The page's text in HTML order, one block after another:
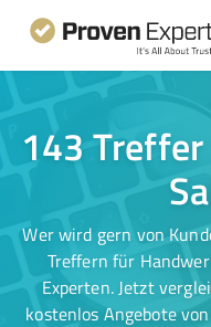
143
Wer wird gern von
Treffern für
Experten. Jetzt
kostenlos Angebote